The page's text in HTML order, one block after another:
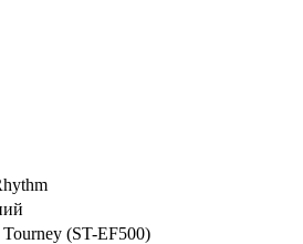
Tourney (ST-EF500)